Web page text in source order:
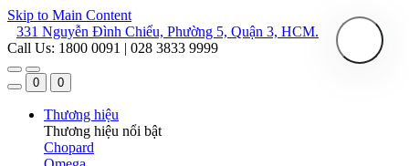
Skip to Main Content
331 Nguyễn Đình Chiểu, Phường 5, Quận 3, HCM.
Call Us: 1800 0091 | 028 3833 9999
0 0
Thương hiệu
Thương hiệu nổi bật
Chopard